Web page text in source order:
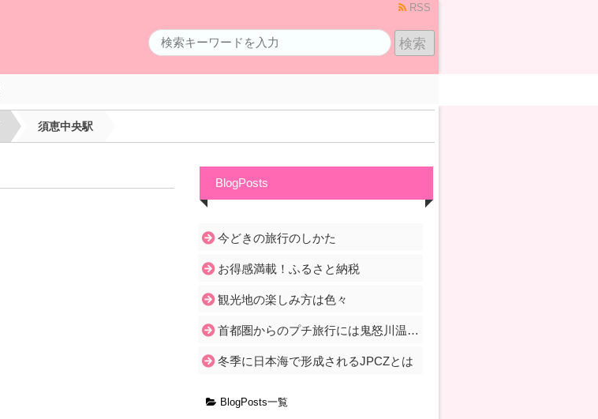
RSS
須恵中央駅
BlogPosts
今どきの旅行のしかた
お得感満載！ふるさと納税
観光地の楽しみ方は色々
首都圏からのプチ旅行には鬼怒川温泉がおすすめ
冬季に日本海で形成されるJPCZとは
BlogPosts一覧